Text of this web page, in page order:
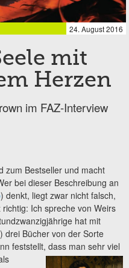
24. August 2016
mit
Herzen
im FAZ-Interview
zum Bestseller und macht
bei dieser Beschreibung an
) denkt, liegt zwar nicht falsch,
Ich spreche von Weirs
hat mit
) drei Bücher von der Sorte
feststellt, dass man sehr viel